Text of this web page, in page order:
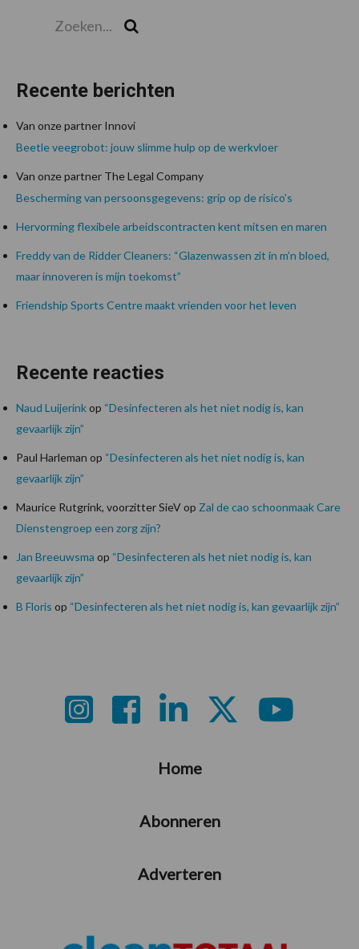
Recente berichten
Van onze partner Innovi
Beetle veegrobot: jouw slimme hulp op de werkvloer
Van onze partner The Legal Company
Bescherming van persoonsgegevens: grip op de risico’s
Hervorming flexibele arbeidscontracten kent mitsen en maren
Freddy van de Ridder Cleaners: “Glazenwassen zit in m’n bloed,
maar innoveren is mijn toekomst”
Friendship Sports Centre maakt vrienden voor het leven
Recente reacties
Naud Luijerinkop “Desinfecteren als het niet nodig is, kan
gevaarlijk zijn”
Paul Harleman op “Desinfecteren als het niet nodig is, kan
gevaarlijk zijn”
Maurice Rutgrink, voorzitter SieVop Zal de cao schoonmaak Care
Dienstengroep een zorg zijn?
Jan Breeuwsma op “Desinfecteren als het niet nodig is, kan
gevaarlijk zijn”
B Floris op “Desinfecteren als het niet nodig is, kan gevaarlijk zijn”
Home
Abonneren
Adverteren